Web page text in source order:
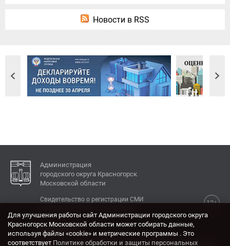
Новости в RSS
Администрация
городского округа Красногорск
Московской области
12+
Свидетельство о регистрации СМИ
КОНТАКТЫ
Для улучшения работы сайт Администрации городского округа
Красногорск Московской области может собирать данные,
используя файлы «cookie» и метрические программы . Это
соответствует Политике обработки и защиты персональных